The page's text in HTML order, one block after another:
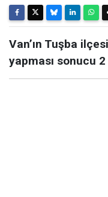
Van’ın Tuşba
yapması sonucu